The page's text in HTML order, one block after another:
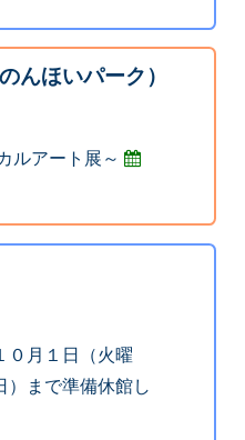
んほいパーク）
ルアート展～
０月１日（火曜
）まで準備休館し